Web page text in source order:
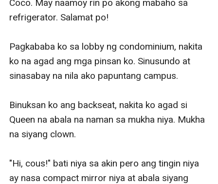
Coco. May naamoy rin po akong mabaho sa
refrigerator. Salamat po!
Pagkababa ko sa lobby ng condominium, nakita
ko na agad ang mga pinsan ko. Sinusundo at
sinasabay na nila ako papuntang campus.
Binuksan ko ang backseat, nakita ko agad si
Queen na abala na naman sa mukha niya. Mukha
na siyang clown.
"Hi, cous!" bati niya sa akin pero ang tingin niya
ay nasa compact mirror niya at abala siyang